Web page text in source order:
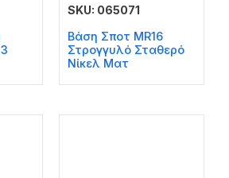
SKU: 065071
Βάση Σποτ MR16
Στρογγυλό Σταθερό
Νίκελ Ματ